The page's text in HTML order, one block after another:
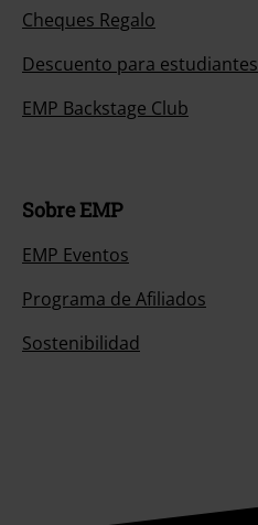
Cheques Regalo
Descuento para estudiantes
EMP Backstage Club
Sobre EMP
EMP Eventos
Programa de Afiliados
Sostenibilidad